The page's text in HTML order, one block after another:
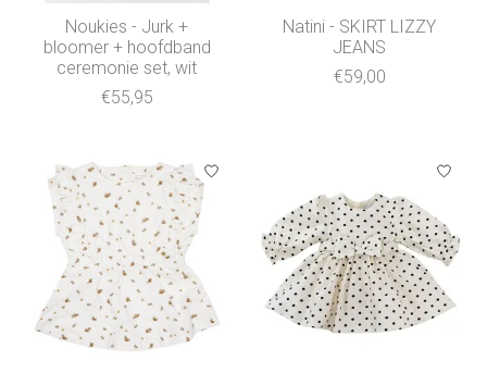
Noukies - Jurk +
bloomer + hoofdband
ceremonie set, wit
€55,95
Natini - SKIRT LIZZY
JEANS
€59,00